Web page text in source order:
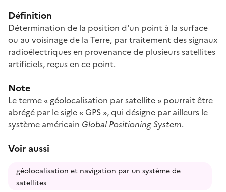
Définition
Détermination de la position d'un point à la surface
ou au voisinage de la Terre, par traitement des signaux
radioélectriques en provenance de plusieurs satellites
artificiels, reçus en ce point.
Note
Le terme « géolocalisation par satellite » pourrait être
abrégé par le sigle « GPS », qui désigne par ailleurs le
système américain Global Positioning System.
Voir aussi
géolocalisation et navigation par un système de
satellites